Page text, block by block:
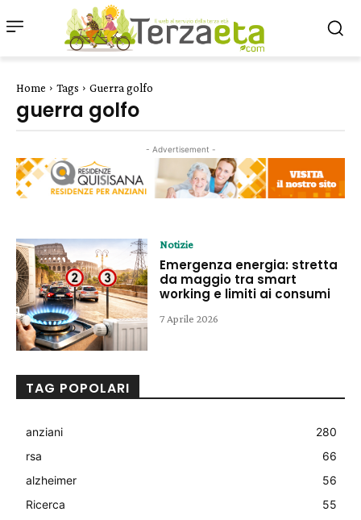
Home Tags Guerra golfo
guerra golfo
- Advertisement -
Notizie
Emergenza energia: stretta
da maggio tra smart
working e limiti ai consumi
7 Aprile 2026
TAG POPOLARI
anziani
280
rsa
66
alzheimer
56
Ricerca
55